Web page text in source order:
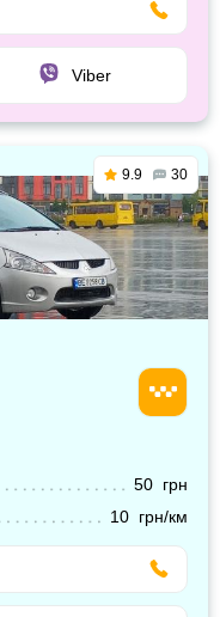
Viber
9.9 30
50 грн
10 грн/км